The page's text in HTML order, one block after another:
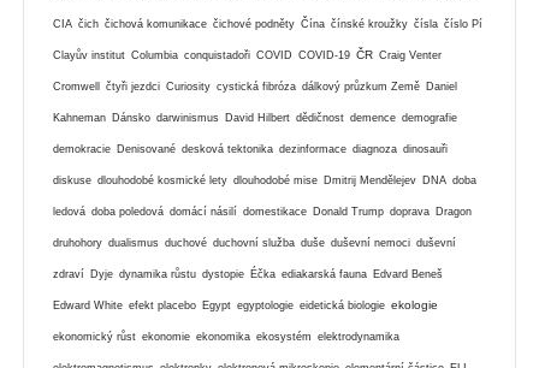
CIA čich čichová komunikace čichové podněty Čína čínské kroužky čísla číslo Pí
Clayův institut Columbia conquistadoři COVID COVID-19 ČR Craig Venter
Cromwell čtyři jezdci Curiosity cystická fibróza dálkový průzkum Země Daniel
Kahneman Dánsko darwinismus David Hilbert dědičnost demence demografie
demokracie Denisované desková tektonika dezinformace diagnoza dinosauři
diskuse dlouhodobé kosmické lety dlouhodobé mise Dmitrij Mendělejev DNA doba
ledová doba poledová domácí násilí domestikace Donald Trump doprava Dragon
druhohory dualismus duchové duchovní služba duše duševní nemoci duševní
zdraví Dyje dynamika růstu dystopie Éčka ediakarská fauna Edvard Beneš
Edward White efekt placebo Egypt egyptologie eidetická biologie ekologie
ekonomický růst ekonomie ekonomika ekosystém elektrodynamika